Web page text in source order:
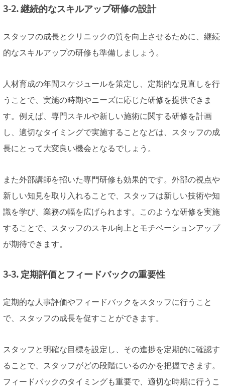
3-2. 継続的なスキルアップ研修の設計
スタッフの成長とクリニックの質を向上させるために、継続
的なスキルアップの研修も準備しましょう。
人材育成の年間スケジュールを策定し、定期的な見直しを行
うことで、実施の時期やニーズに応じた研修を提供できま
す。例えば、専門スキルや新しい施術に関する研修を計画
し、適切なタイミングで実施することなどは、スタッフの成
長にとって大変良い機会となるでしょう。
また外部講師を招いた専門研修も効果的です。外部の視点や
新しい知見を取り入れることで、スタッフは新しい技術や知
識を学び、業務の幅を広げられます。このような研修を実施
することで、スタッフのスキル向上とモチベーションアップ
が期待できます。
3-3. 定期評価とフィードバックの重要性
定期的な人事評価やフィードバックをスタッフに行うこと
で、スタッフの成長を促すことができます。
スタッフと明確な目標を設定し、その進捗を定期的に確認す
ることで、スタッフがどの段階にいるのかを把握できます。
フィードバックのタイミングも重要で、適切な時期に行うこ